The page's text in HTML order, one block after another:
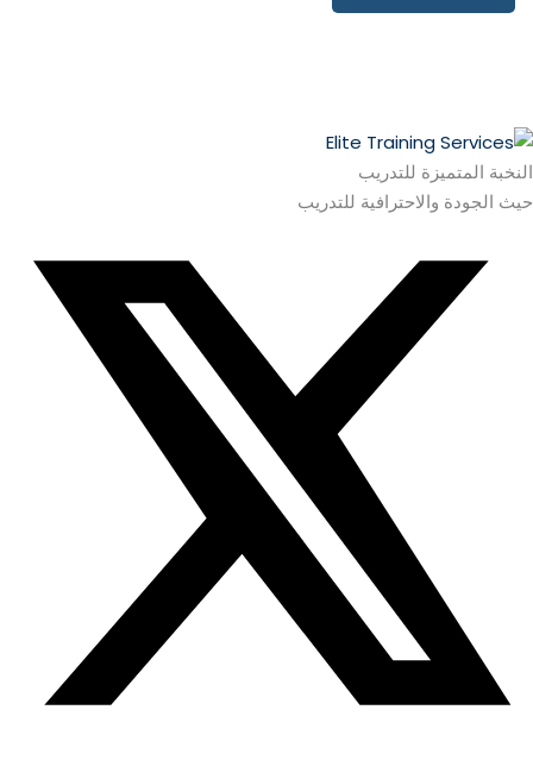
النخبة المتميزة للتدريب
حيث الجودة والاحترافية للتدريب